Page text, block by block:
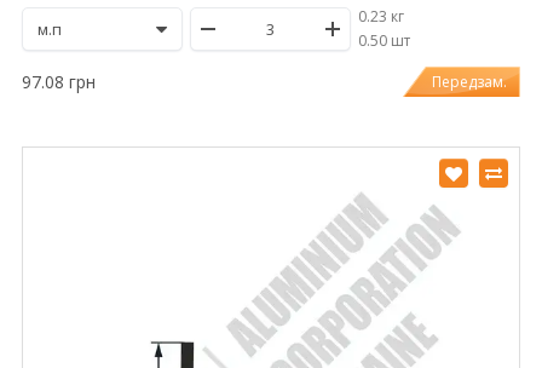
0.23 кг
/0.50 шт
97.08 грн Передзам.